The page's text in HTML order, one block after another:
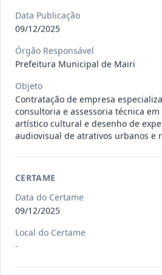
Situação: Publicada
009/2026
Credenciamento
serviços...
Situação : Publicada Data:15/07/
011/2026
Situação
Data Publicação
09/12/2025
Órgão Responsável
Prefeitura Municipal de Mairi
Objeto
Contratação de empresa
consultoria e assessoria técnica
artístico cultural e desenho de
audiovisual de atrativos urbanos e
CERTAME
Data do Certame
09/12/2025
Local do Certame
-